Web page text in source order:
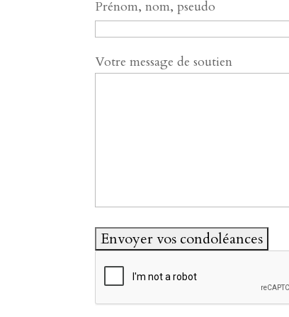
Prénom, nom, pseudo
Votre message de soutien